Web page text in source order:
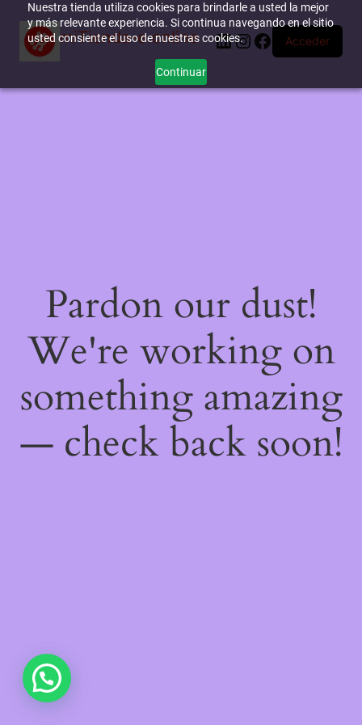
Nuestra tienda utiliza cookies para brindarle a usted la mejor
y más relevante experiencia. Si continua navegando en el sitio
usted consiente el uso de nuestras cookies.
Continuar
miTienda-e.online LinkedIn
Instagram
Facebook
Acceder
Pardon our dust!
We're working on
something amazing
— check back soon!